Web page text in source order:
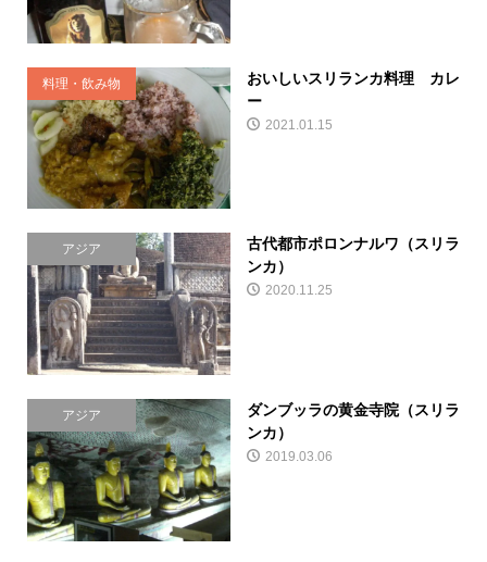
料理・飲み物
おいしいスリランカ料理 カレ
ー
2021.01.15
アジア
古代都市ポロンナルワ（スリラ
ンカ）
2020.11.25
アジア
ダンブッラの黄金寺院（スリラ
ンカ）
2019.03.06